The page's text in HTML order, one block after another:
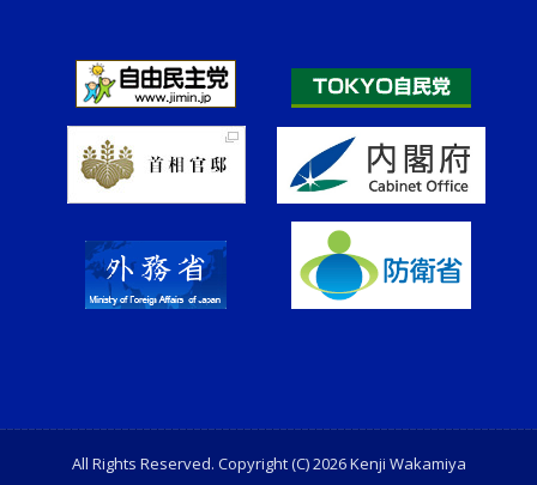
All Rights Reserved. Copyright (C) 2026 Kenji Wakamiya